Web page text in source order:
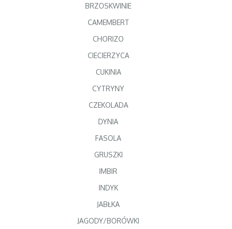
BRZOSKWINIE
CAMEMBERT
CHORIZO
CIECIERZYCA
CUKINIA
CYTRYNY
CZEKOLADA
DYNIA
FASOLA
GRUSZKI
IMBIR
INDYK
JABŁKA
JAGODY/BORÓWKI